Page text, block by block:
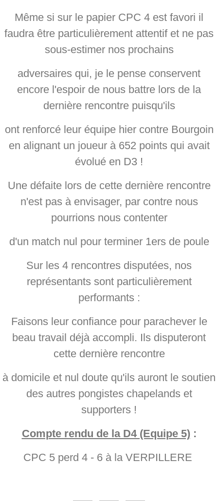
Même si sur le papier CPC 4 est favori il
faudra être particulièrement attentif et ne pas
sous-estimer nos prochains
adversaires qui, je le pense conservent
encore l'espoir de nous battre lors de la
dernière rencontre puisqu'ils
ont renforcé leur équipe hier contre Bourgoin
en alignant un joueur à 652 points qui avait
évolué en D3 !
Une défaite lors de cette dernière rencontre
n'est pas à envisager, par contre nous
pourrions nous contenter
d'un match nul pour terminer 1ers de poule
Sur les 4 rencontres disputées, nos
représentants sont particulièrement
performants :
Faisons leur confiance pour parachever le
beau travail déjà accompli. Ils disputeront
cette dernière rencontre
à domicile et nul doute qu'ils auront le soutien
des autres pongistes chapelands et
supporters !
Compte rendu de la D4 (Equipe 5):
CPC 5 perd 4 - 6 à la VERPILLERE